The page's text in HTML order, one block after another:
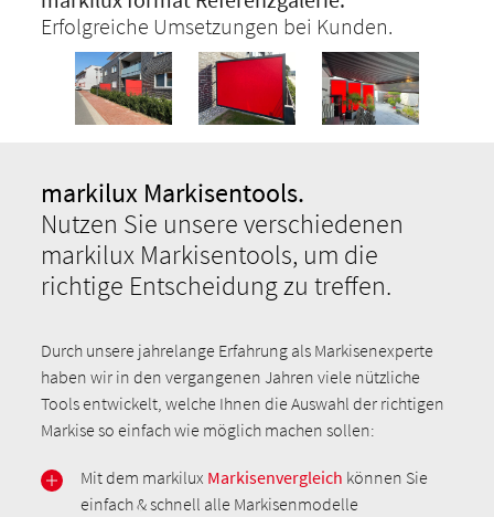
Erfolgreiche Umsetzungen bei Kunden.
markilux Markisentools.
Nutzen Sie unsere verschiedenen
markilux Markisentools, um die
richtige Entscheidung zu treffen.
Durch unsere jahrelange Erfahrung als Markisenexperte
haben wir in den vergangenen Jahren viele nützliche
Tools entwickelt, welche Ihnen die Auswahl der richtigen
Markise so einfach wie möglich machen sollen:
Mit dem markilux Markisenvergleich können Sie
einfach & schnell alle Markisenmodelle